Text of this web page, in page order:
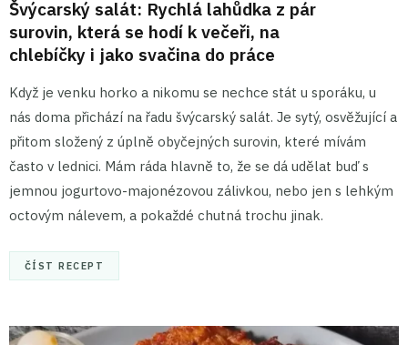
Švýcarský salát: Rychlá lahůdka z pár
surovin, která se hodí k večeři, na
chlebíčky i jako svačina do práce
Když je venku horko a nikomu se nechce stát u sporáku, u
nás doma přichází na řadu švýcarský salát. Je sytý, osvěžující a
přitom složený z úplně obyčejných surovin, které mívám
často v lednici. Mám ráda hlavně to, že se dá udělat buď s
jemnou jogurtovo-majonézovou zálivkou, nebo jen s lehkým
octovým nálevem, a pokaždé chutná trochu jinak.
ČÍST RECEPT